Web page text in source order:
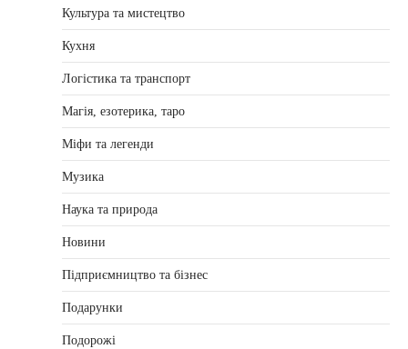
Культура та мистецтво
Кухня
Логістика та транспорт
Магія, езотерика, таро
Міфи та легенди
Музика
Наука та природа
Новини
Підприємництво та бізнес
Подарунки
Подорожі